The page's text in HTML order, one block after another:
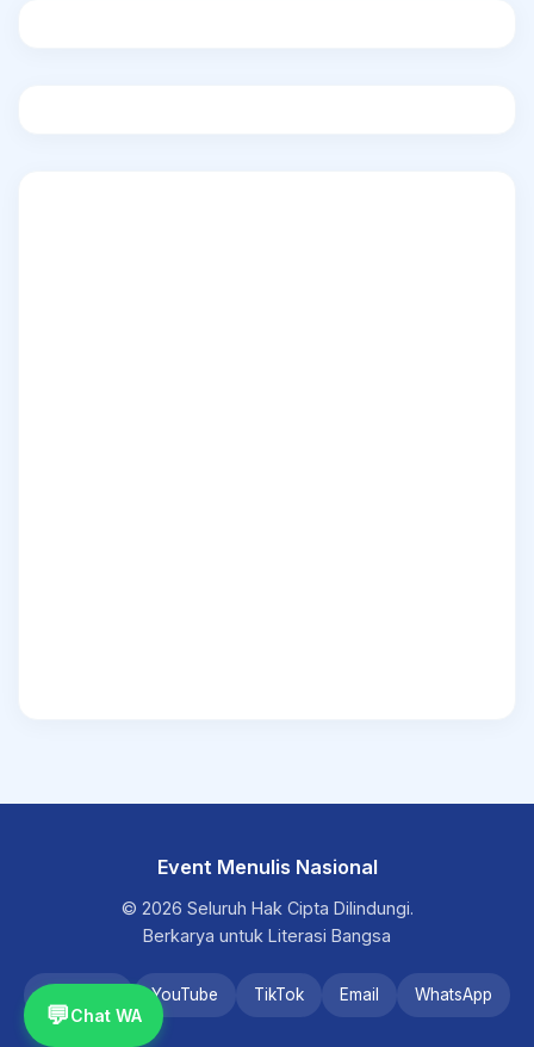
Event Menulis Nasional
© 2026 Seluruh Hak Cipta Dilindungi.
Berkarya untuk Literasi Bangsa
YouTube TikTok Email WhatsApp
💬Chat WA